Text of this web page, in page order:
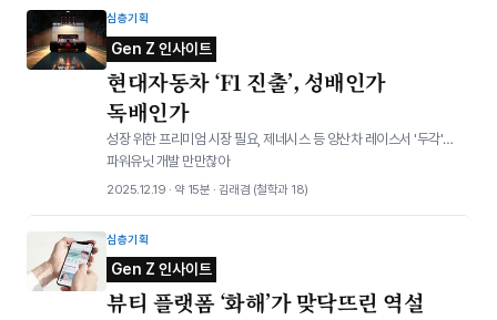
심층기획
Gen Z 인사이트
현대자동차 ‘F1 진출’, 성배인가
독배인가
성장 위한 프리미엄 시장 필요, 제네시스 등 양산차 레이스서 '두각'…
파워유닛 개발 만만찮아
2025.12.19 · 약 15분 · 김래겸 (철학과 18)
심층기획
Gen Z 인사이트
뷰티 플랫폼 ‘화해’가 맞닥뜨린 역설